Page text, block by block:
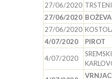
27/06/2020
27/06/2020
27/06/2020
4/07/2020
PIROT
4/07/2020
SREMSKI